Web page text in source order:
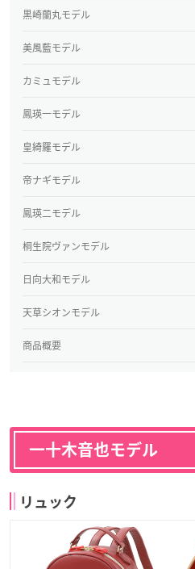
黒崎蘭丸モデル
美風藍モデル
カミュモデル
鳳瑛一モデル
皇綺羅モデル
帝ナギモデル
鳳瑛二モデル
桐生院ヴァンモデル
日向大和モデル
天草シオンモデル
商品概要
一十木音也モデル
リュック